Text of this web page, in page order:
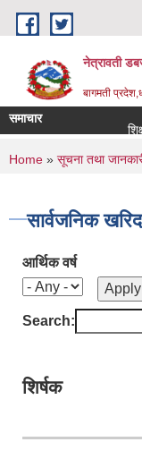
Skip to main content
नेत्रावती
बागमती
समाचार
शिक्षक
You are
Home » सूचना तथा
सार्वजनिक
आर्थिक वर्ष
Search:
शिर्षक